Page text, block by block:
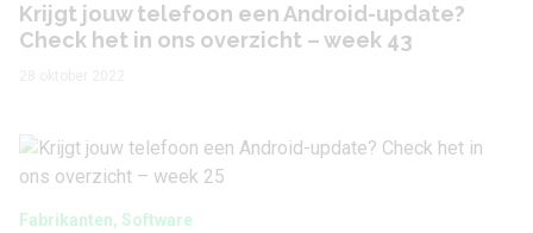
Krijgt jouw telefoon een Android-update?
Check het in ons overzicht – week 43
Fabrikanten, Software